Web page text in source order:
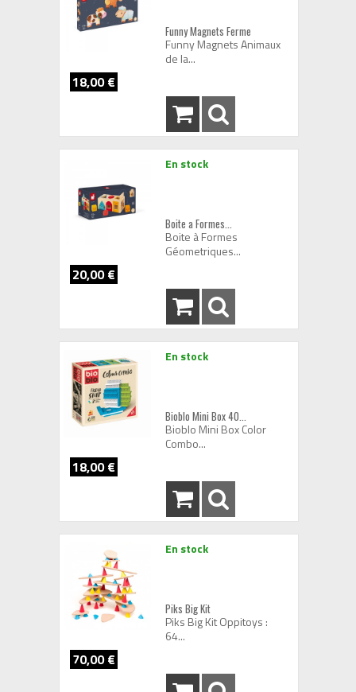
Funny Magnets Ferme
Funny Magnets Animaux
de la...
18,00 €
En stock
Boite a Formes...
Boite à Formes
Géometriques...
20,00 €
En stock
Bioblo Mini Box 40...
Bioblo Mini Box Color
Combo...
18,00 €
En stock
Piks Big Kit
Piks Big Kit Oppitoys :
64...
70,00 €